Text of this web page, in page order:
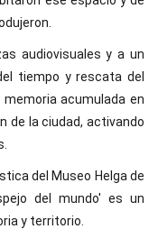
audiovisuales y a un
tiempo y rescata del
acumulada en
de la ciudad, activando
del Museo Helga de
del mundo' es un
y territorio.